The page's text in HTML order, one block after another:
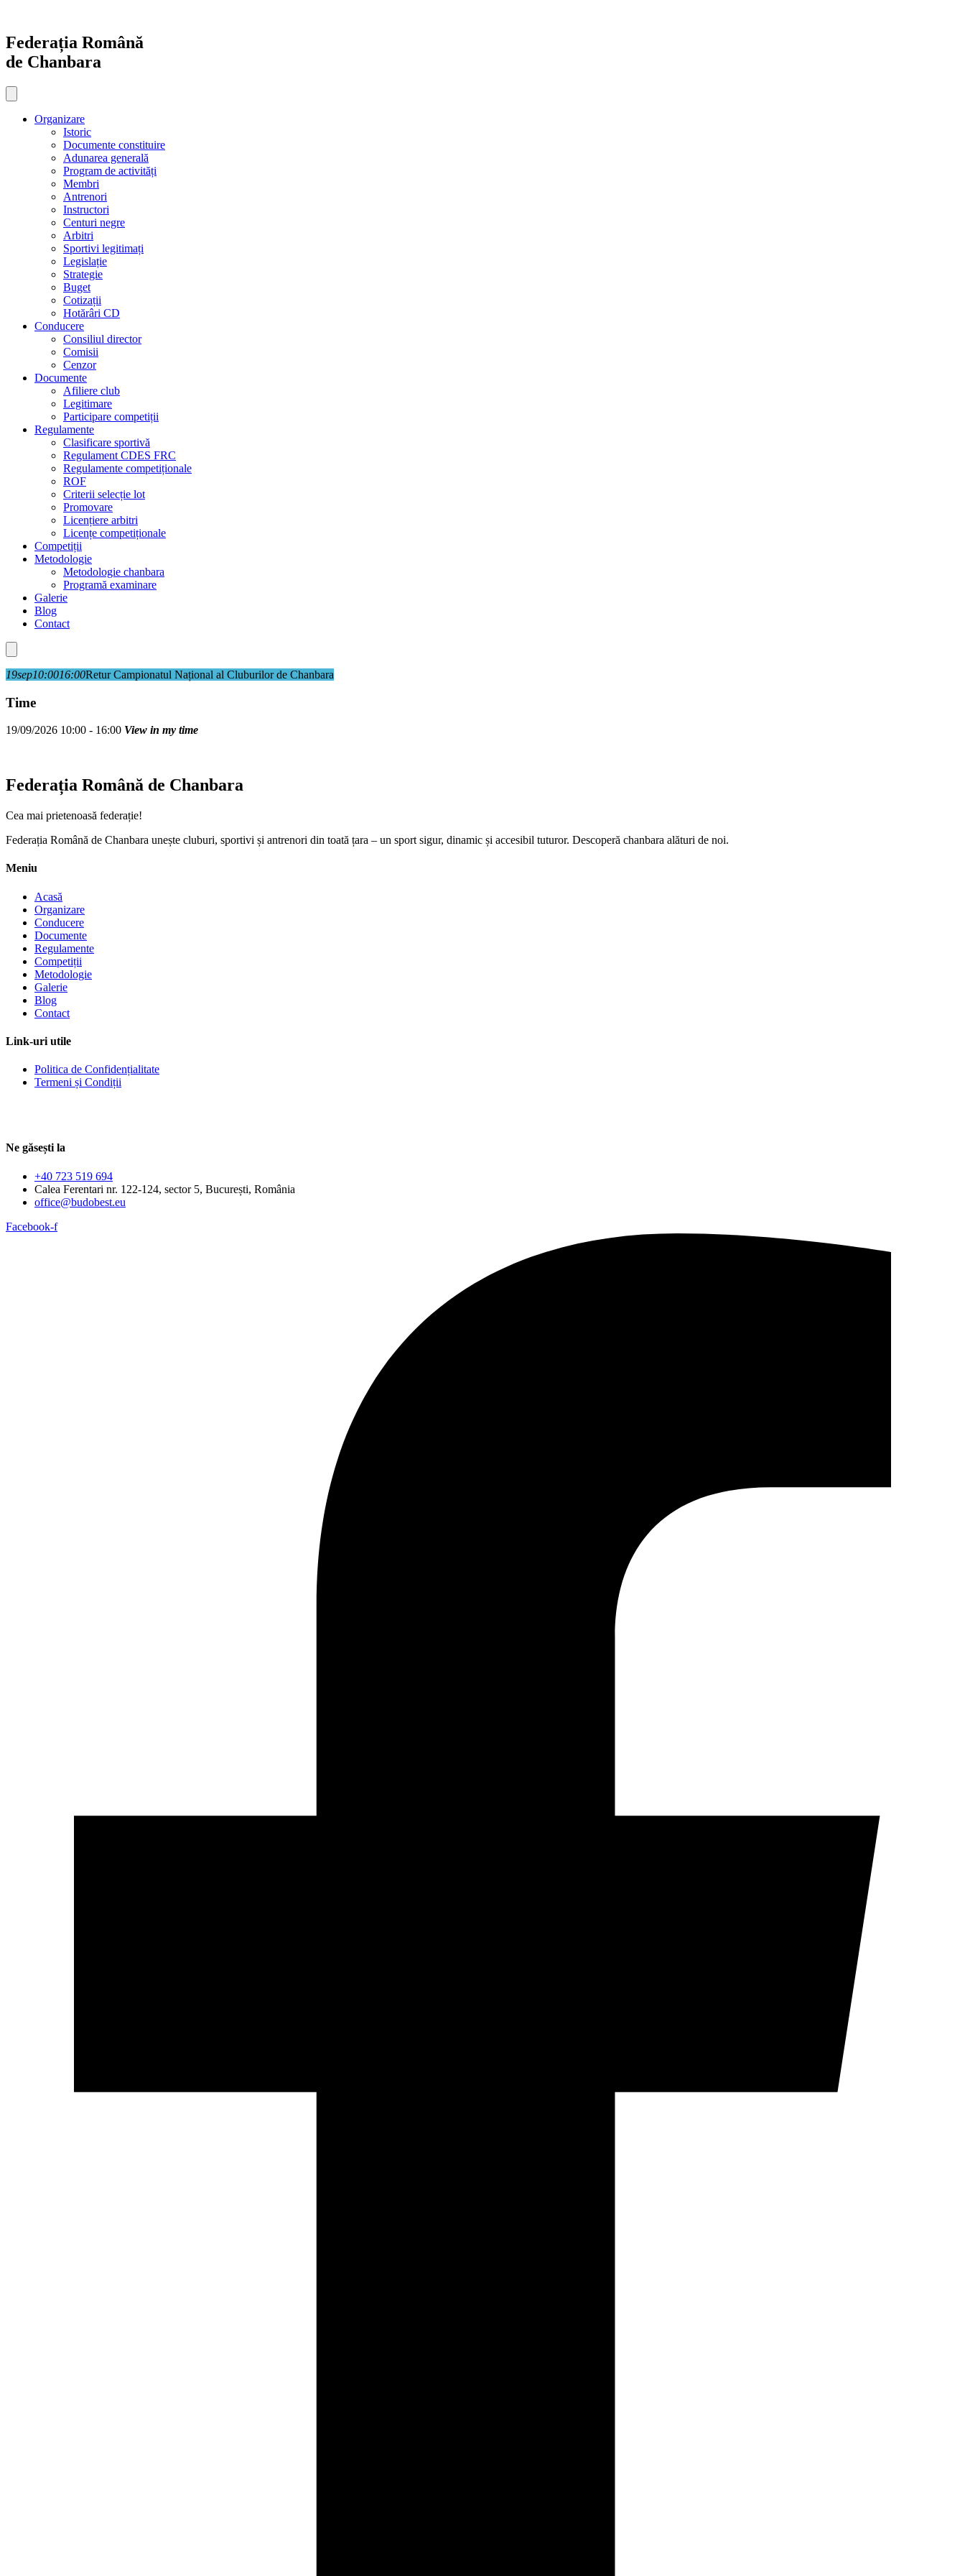
conținut
Federația Română
de Chanbara
Organizare
Istoric
Documente constituire
Adunarea generală
Program de activități
Membri
Antrenori
Instructori
Centuri negre
Arbitri
Sportivi legitimați
Legislație
Strategie
Buget
Cotizații
Hotărâri CD
Conducere
Consiliul director
Comisii
Cenzor
Documente
Afiliere club
Legitimare
Participare competiții
Regulamente
Clasificare sportivă
Regulament CDES FRC
Regulamente competiționale
ROF
Criterii selecție lot
Promovare
Licențiere arbitri
Licențe competiționale
Competiții
Metodologie
Metodologie chanbara
Programă examinare
Galerie
Blog
Contact
19sep10:0016:00Retur Campionatul Național al Cluburilor de Chanbara
Time
19/09/2026 10:00 - 16:00 View in my time
Federația Română de Chanbara
Cea mai prietenoasă federație!
Federația Română de Chanbara unește cluburi, sportivi și antrenori din toată țara – un sport sigur, dinamic și accesibil tuturor. Descoperă chanbara alături de noi.
Meniu
Acasă
Organizare
Conducere
Documente
Regulamente
Competiții
Metodologie
Galerie
Blog
Contact
Link-uri utile
Politica de Confidențialitate
Termeni și Condiții
Ne găsești la
+40 723 519 694
Calea Ferentari nr. 122-124, sector 5, București, România
office@budobest.eu
Facebook-f